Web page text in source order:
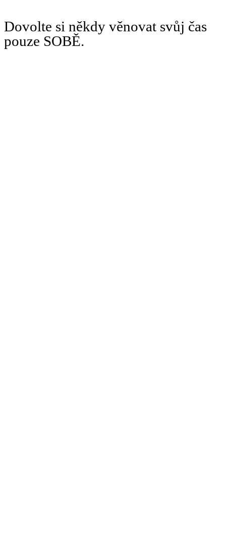
Dovolte si někdy věnovat svůj čas
pouze SOBĚ.